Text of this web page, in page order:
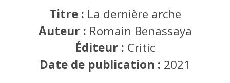
Titre : La dernière arche
Auteur : Romain Benassaya
Éditeur : Critic
Date de publication : 2021